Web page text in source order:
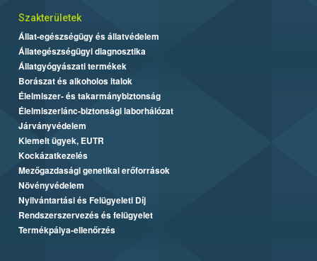
Szakterületek
Állat-egészségügy és állatvédelem
Állategészségügyi diagnosztika
Állatgyógyászati termékek
Borászat és alkoholos italok
Élelmiszer- és takarmánybiztonság
Élelmiszerlánc-biztonsági laborhálózat
Járványvédelem
Kiemelt ügyek, EUTR
Kockázatkezelés
Mezőgazdasági genetikai erőforrások
Növényvédelem
Nyilvántartási és Felügyeleti Díj
Rendszerszervezés és felügyelet
Termékpálya-ellenőrzés